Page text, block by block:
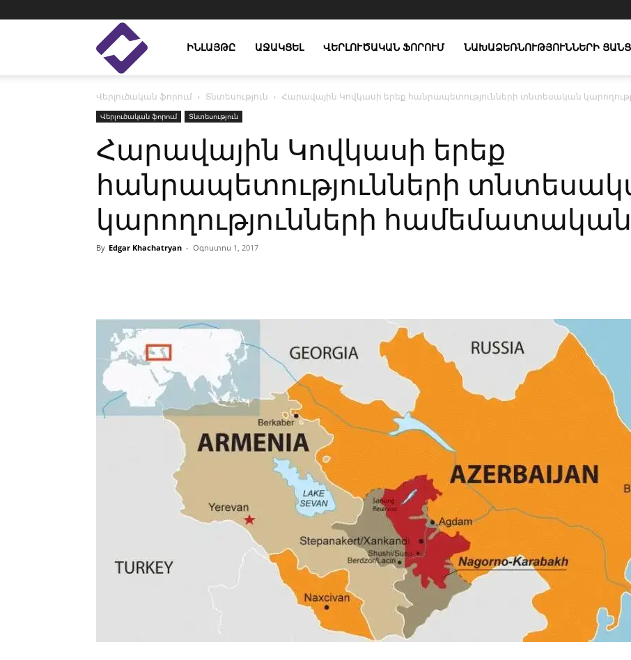
Enlight
Studies
ԻՆԼԱՅԹԸ ԱՋԱԿՑԵԼ ՎԵՐԼՈՒԾԱԿԱՆ ՖՈՐՈՒՄ ՆԱԽԱՁԵՌՆՈՒԹՅՈՒՆՆԵՐԻ ՑԱՆՑ
Վերլուծական ֆորում Տնտեսություն Հարավային Կովկասի երեք հանրապետությունների տնտեսական
Վերլուծական ֆորում Տնտեսություն
Հարավային Կովկասի երեք
հանրապետությունների
կարողությունների համեմատական
By Edgar Khachatryan - Օգոստոս 1, 2017